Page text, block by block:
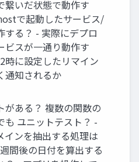
繋いだ状態で動作す
で起動したサービス/
する？ - 実際にデプロ
ビスが一通り動作す
時に設定したリマイン
通知されるか
がある？ 複数の関数の
も ユニットテスト？ -
インを抽出する処理は
間後の日付を算出する